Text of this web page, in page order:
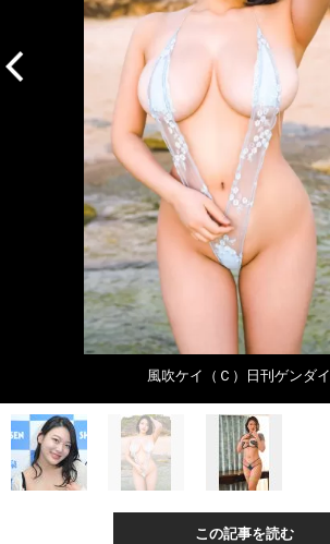
風吹ケイ（Ｃ）日刊ゲンダイ
この記事を読む